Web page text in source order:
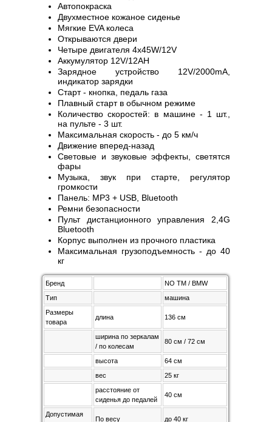
Автопокраска
Двухместное кожаное сиденье
Мягкие EVA колеса
Открываются двери
Четыре двигателя 4х45W/12V
Аккумулятор 12V/12AH
Зарядное устройство 12V/2000mA,
индикатор зарядки
Старт - кнопка, педаль газа
Плавный старт в обычном режиме
Количество скоростей: в машине - 1 шт.,
на пульте - 3 шт.
Максимальная скорость - до 5 км/ч
Движение вперед-назад
Световые и звуковые эффекты, светятся
фары
Музыка, звук при старте, регулятор
громкости
Панель: MP3 + USB, Bluetooth
Ремни безопасности
Пульт дистанционного управления 2,4G
Bluetooth
Корпус выполнен из прочного пластика
Максимальная грузоподъемность - до 40
кг
Бренд
NO TM / BMW
Тип
машина
Размеры
товара
длина 136 см
ширина по зеркалам
/ по колесам
80 см / 72 см
высота
64 см
вес
25 кг
расстояние от
сиденья до педалей
40 см
Допустимая
По весу до 40 кг